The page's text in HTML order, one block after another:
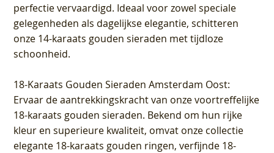
perfectie vervaardigd. Ideaal voor zowel speciale
gelegenheden als dagelijkse elegantie, schitteren
onze 14-karaats gouden sieraden met tijdloze
schoonheid.
18-Karaats Gouden Sieraden Amsterdam Oost:
Ervaar de aantrekkingskracht van onze voortreffelijke
18-karaats gouden sieraden. Bekend om hun rijke
kleur en superieure kwaliteit, omvat onze collectie
elegante 18-karaats gouden ringen, verfijnde 18-